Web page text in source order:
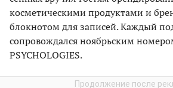
косметическими продуктами и
блокнотом для записей. Каждый
сопровождался ноябрьским
PSYCHOLOGIES.